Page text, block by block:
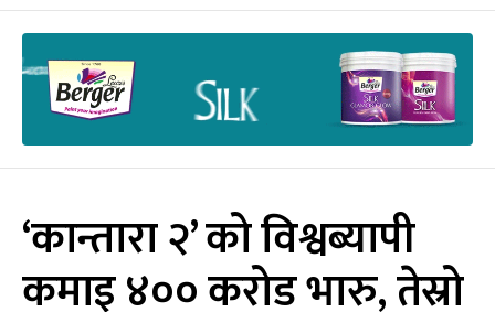
‘कान्तारा २’ को विश्वब्यापी
कमाइ ४०० करोड भारु, तेस्रो